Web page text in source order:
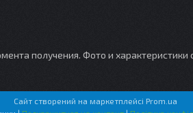
получения. Фото и
Сайт створений на маркетплейсі Prom.ua